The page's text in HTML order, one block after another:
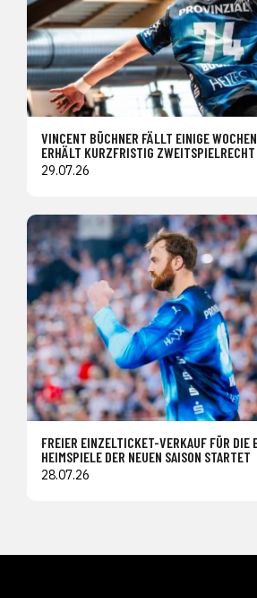
VINCENT BÜCHNER FÄLLT EINIGE
ERHÄLT KURZFRISTIG ZWEITSPIELRECHT
29.07.26
FREIER EINZELTICKET-VERKAUF FÜR DIE
HEIMSPIELE DER NEUEN SAISON STARTET
28.07.26